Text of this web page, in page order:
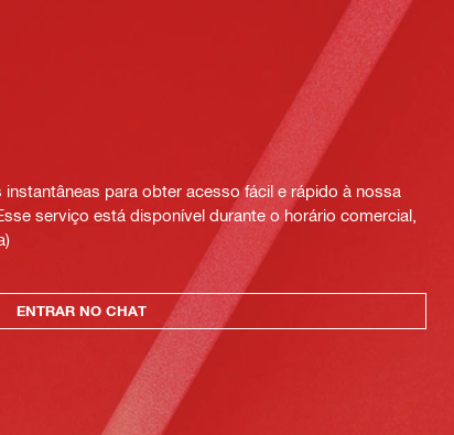
para obter acesso fácil e rápido à nossa
serviço está disponível durante o horário comercial,
ENTRAR NO CHAT